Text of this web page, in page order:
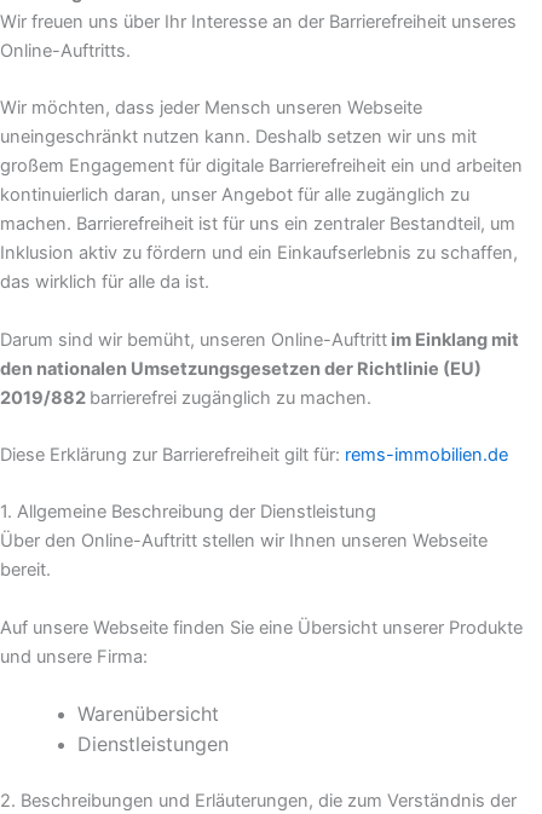
Wir freuen uns über Ihr Interesse an der Barrierefreiheit unseres
Online-Auftritts.
Wir möchten, dass jeder Mensch unseren Webseite
uneingeschränkt nutzen kann. Deshalb setzen wir uns mit
großem Engagement für digitale Barrierefreiheit ein und arbeiten
kontinuierlich daran, unser Angebot für alle zugänglich zu
machen. Barrierefreiheit ist für uns ein zentraler Bestandteil, um
Inklusion aktiv zu fördern und ein Einkaufserlebnis zu schaffen,
das wirklich für alle da ist.
Darum sind wir bemüht, unseren Online-Auftritt im Einklang mit
den nationalen Umsetzungsgesetzen der Richtlinie (EU)
2019/882 barrierefrei zugänglich zu machen.
Diese Erklärung zur Barrierefreiheit gilt für: rems-immobilien.de
1. Allgemeine Beschreibung der Dienstleistung
Über den Online-Auftritt stellen wir Ihnen unseren Webseite
bereit.
Auf unsere Webseite finden Sie eine Übersicht unserer Produkte
und unsere Firma:
Warenübersicht
Dienstleistungen
2. Beschreibungen und Erläuterungen, die zum Verständnis der